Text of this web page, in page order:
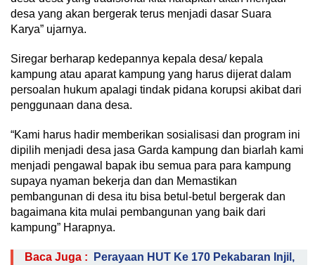
desa yang akan bergerak terus menjadi dasar Suara
Karya” ujarnya.
Siregar berharap kedepannya kepala desa/ kepala
kampung atau aparat kampung yang harus dijerat dalam
persoalan hukum apalagi tindak pidana korupsi akibat dari
penggunaan dana desa.
“Kami harus hadir memberikan sosialisasi dan program ini
dipilih menjadi desa jasa Garda kampung dan biarlah kami
menjadi pengawal bapak ibu semua para para kampung
supaya nyaman bekerja dan dan Memastikan
pembangunan di desa itu bisa betul-betul bergerak dan
bagaimana kita mulai pembangunan yang baik dari
kampung” Harapnya.
Baca Juga :
Perayaan HUT Ke 170 Pekabaran Injil,